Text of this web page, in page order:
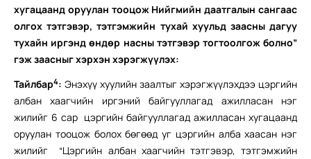
хугацаанд оруулан тооцож Нийгмийн даатгалын сангаас
олгох тэтгэвэр, тэтгэмжийн тухай хуульд заасны дагуу
тухайн иргэнд өндөр насны тэтгэвэр тогтоолгож болно”
гэж заасныг хэрхэн хэрэгжүүлэх:
Тайлбар4: Энэхүү хуулийн заалтыг хэрэгжүүлэхдээ цэргийн
албан хаагчийн иргэний байгууллагад ажилласан нэг
жилийг 6 сар цэргийн байгууллагад ажилласан хугацаанд
оруулан тооцож болох бөгөөд уг цэргийн алба хаасан нэг
жилийг “Цэргийн албан хаагчийн тэтгэвэр, тэтгэмжийн